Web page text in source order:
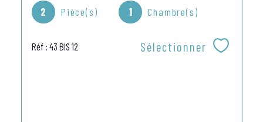
2 Pièce(s) 1 Chambre(s)
Réf : 43 BIS 12 Sélectionner